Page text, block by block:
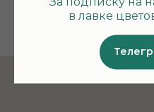
в лавке